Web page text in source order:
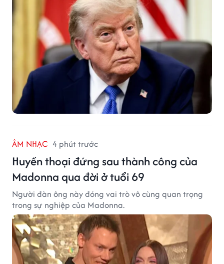
ÂM NHẠC 4 phút trước
Huyền thoại đứng sau thành công của
Madonna qua đời ở tuổi 69
Người đàn ông này đóng vai trò vô cùng quan trọng
trong sự nghiệp của Madonna.